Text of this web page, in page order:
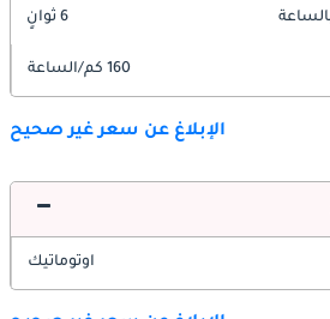
6 ثوانٍ
160 كم/الساعة
الإبلاغ عن سعر غير صحيح
اوتوماتيك